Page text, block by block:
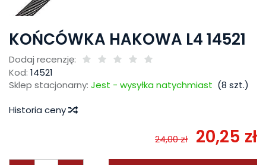
KOŃCÓWKA HAKOWA L4 14521
Dodaj recenzję:
Kod: 14521
Sklep stacjonarny: Jest - wysyłka natychmiast (8 szt.)
Historia ceny
24,00 zł 20,25 zł